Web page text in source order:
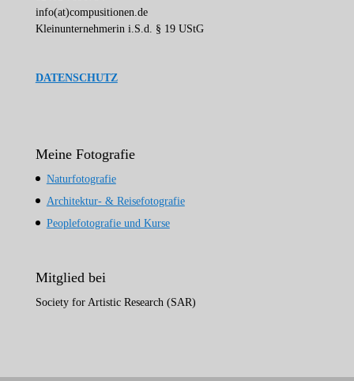
info(at)compusitionen.de
Kleinunternehmerin i.S.d. § 19 UStG
DATENSCHUTZ
Meine Fotografie
Naturfotografie
Architektur- & Reisefotografie
Peoplefotografie und Kurse
Mitglied bei
Society for Artistic Research (SAR)